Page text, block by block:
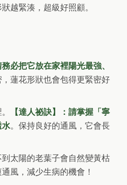
越緊湊，超級好照顧。
務必把它放在家裡陽光最強、
蓮花形狀也會包得更緊密好
【達人祕訣】：請掌握「寧
水。保持良好的通風，它會長
太陽的老葉子會自然變黃枯
風，減少生病的機會！